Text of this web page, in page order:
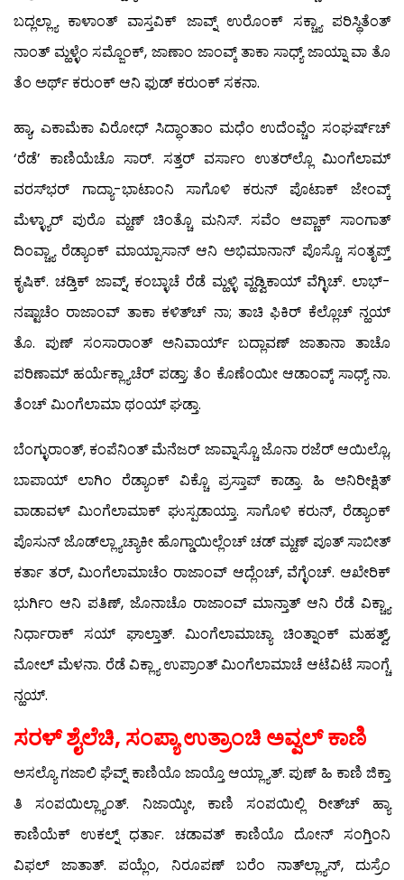
ಬದ್ಲಲ್ಲ್ಯಾ ಕಾಳಾಂತ್ ವಾಸ್ತವಿಕ್ ಜಾವ್ನ್ ಉರೊಂಕ್ ಸಕ್ಚ್ಯಾ ಪರಿಸ್ಥಿತೆಂತ್
ನಾಂತ್ ಮ್ಹಳ್ಳೆಂ ಸಮ್ಜೊಂಕ್, ಜಾಣಾಂ ಜಾಂವ್ಕ್ ತಾಕಾ ಸಾಧ್ಯ್ ಜಾಯ್ನಾ ವಾ ತೊ
ತೆಂ ಅರ್ಥ್ ಕರುಂಕ್ ಆನಿ ಫುಡ್ ಕರುಂಕ್ ಸಕನಾ.
ಹ್ಯಾ, ಎಕಾಮೆಕಾ ವಿರೋಧ್ ಸಿದ್ಧಾಂತಾಂ ಮಧೆಂ ಉದೆಂವ್ಚೆಂ ಸಂಘರ್ಷ್‍ಚ್
‘ರೆಡೆ’ ಕಾಣಿಯೆಚೊ ಸಾರ್. ಸತ್ತರ್ ವರ್ಸಾಂ ಉತರ್‌ಲ್ಲೊ ಮಿಂಗೆಲಾಮ್
ವರಸ್‍ಭರ್ ಗಾದ್ಯಾ-ಭಾಟಾಂನಿ ಸಾಗೊಳಿ ಕರುನ್ ಪೊಟಾಕ್ ಜೇಂವ್ಕ್
ಮೆಳ್ಳ್ಯಾರ್ ಪುರೊ ಮ್ಹಣ್ ಚಿಂತ್ಚೊ ಮನಿಸ್. ಸವೆಂ ಆಪ್ಣಾಕ್ ಸಾಂಗಾತ್
ದಿಂವ್ಚ್ಯಾ ರೆಡ್ಯಾಂಕ್ ಮಾಯ್ಪಾಸಾನ್ ಆನಿ ಅಭಿಮಾನಾನ್ ಪೊಸ್ಚೊ ಸಂತೃಪ್ತ್
ಕೃಷಿಕ್. ಚಡ್ತಿಕ್ ಜಾವ್ನ್, ಕಂಬ್ಳಾಚೆ ರೆಡೆ ಮ್ಹಳ್ಳಿ ವ್ಹಡ್ವಿಕಾಯ್ ವೆಗ್ಳಿಚ್. ಲಾಭ್-
ನಷ್ಟಾಚೆಂ ರಾಜಾಂವ್ ತಾಕಾ ಕಳಿತ್‍ಚ್ ನಾ; ತಾಚಿ ಫಿಕಿರ್ ಕೆಲ್ಲೊಚ್ ನ್ಹಯ್
ತೊ. ಪುಣ್ ಸಂಸಾರಾಂತ್ ಅನಿವಾರ್ಯ್ ಬದ್ಲಾವಣ್ ಜಾತಾನಾ ತಾಚೊ
ಪರಿಣಾಮ್ ಹರ್ಯೆಕ್ಲ್ಯಾಚೆರ್ ಪಡ್ತಾ; ತೆಂ ಕೊಣೆಂಯೀ ಆಡಾಂವ್ಕ್ ಸಾಧ್ಯ್ ನಾ.
ತೆಂಚ್ ಮಿಂಗೆಲಾಮಾ ಥಂಯ್ ಘಡ್ತಾ.
ಬೆಂಗ್ಳುರಾಂತ್, ಕಂಪೆನಿಂತ್ ಮೆನೆಜರ್ ಜಾವ್ನಾಸ್ಚೊ ಜೊನಾ ರಜೆರ್ ಆಯಿಲ್ಲೊ,
ಬಾಪಾಯ್ ಲಾಗಿಂ ರೆಡ್ಯಾಂಕ್ ವಿಕ್ಚೊ ಪ್ರಸ್ತಾಪ್ ಕಾಡ್ತಾ. ಹಿ ಅನಿರೀಕ್ಷಿತ್
ವಾಡಾವಳ್ ಮಿಂಗೆಲಾಮಾಕ್ ಘುಸ್ಪಡಾಯ್ತಾ. ಸಾಗೊಳಿ ಕರುನ್, ರೆಡ್ಯಾಂಕ್
ಪೊಸುನ್ ಜೊಡ್‍ಲ್ಲ್ಯಾಚ್ಯಾಕೀ ಹೊಗ್ಡಾಯಿಲ್ಲೆಂಚ್ ಚಡ್ ಮ್ಹಣ್ ಪೂತ್ ಸಾಬೀತ್
ಕರ್ತಾ ತರ್, ಮಿಂಗೆಲಾಮಾಚೆಂ ರಾಜಾಂವ್ ಆದ್ಲೆಂಚ್, ವೆಗ್ಳೆಂಚ್. ಆಖೇರಿಕ್
ಭುರ್ಗಿಂ ಆನಿ ಪತಿಣ್, ಜೊನಾಚೊ ರಾಜಾಂವ್ ಮಾನ್ತಾತ್ ಆನಿ ರೆಡೆ ವಿಕ್ಚ್ಯಾ
ನಿರ್ಧಾರಾಕ್ ಸಯ್ ಘಾಲ್ತಾತ್. ಮಿಂಗೆಲಾಮಾಚ್ಯಾ ಚಿಂತ್ನಾಂಕ್ ಮಹತ್ವ್,
ಮೋಲ್ ಮೆಳನಾ. ರೆಡೆ ವಿಕ್ಲ್ಯಾ ಉಪ್ರಾಂತ್ ಮಿಂಗೆಲಾಮಾಚೆ ಆಟೆವಿಟೆ ಸಾಂಗ್ಚೆ
ನ್ಹಯ್.
ಸರಳ್ ಶೈಲೆಚಿ, ಸಂಪ್ಯಾ ಉತ್ರಾಂಚಿ ಅವ್ವಲ್ ಕಾಣಿ
ಅಸಲ್ಯೊ ಗಜಾಲಿ ಘೆವ್ನ್ ಕಾಣಿಯೊ ಜಾಯ್ತೊ ಆಯ್ಲ್ಯಾತ್. ಪುಣ್ ಹಿ ಕಾಣಿ ಜಿಕ್ತಾ
ತಿ ಸಂಪಯಿಲ್ಲ್ಯಾಂತ್. ನಿಜಾಯ್ಕೀ, ಕಾಣಿ ಸಂಪಯಿಲ್ಲಿ ರೀತ್‍ಚ್ ಹ್ಯಾ
ಕಾಣಿಯೆಕ್ ಉಕಲ್ನ್ ಧರ್ತಾ. ಚಡಾವತ್ ಕಾಣಿಯೊ ದೋನ್ ಸಂಗ್ತಿಂನಿ
ವಿಫಲ್ ಜಾತಾತ್. ಪಯ್ಲೆಂ, ನಿರೂಪಣ್ ಬರೆಂ ನಾತ್‍ಲ್ಲ್ಯಾನ್, ದುಸ್ರೆಂ